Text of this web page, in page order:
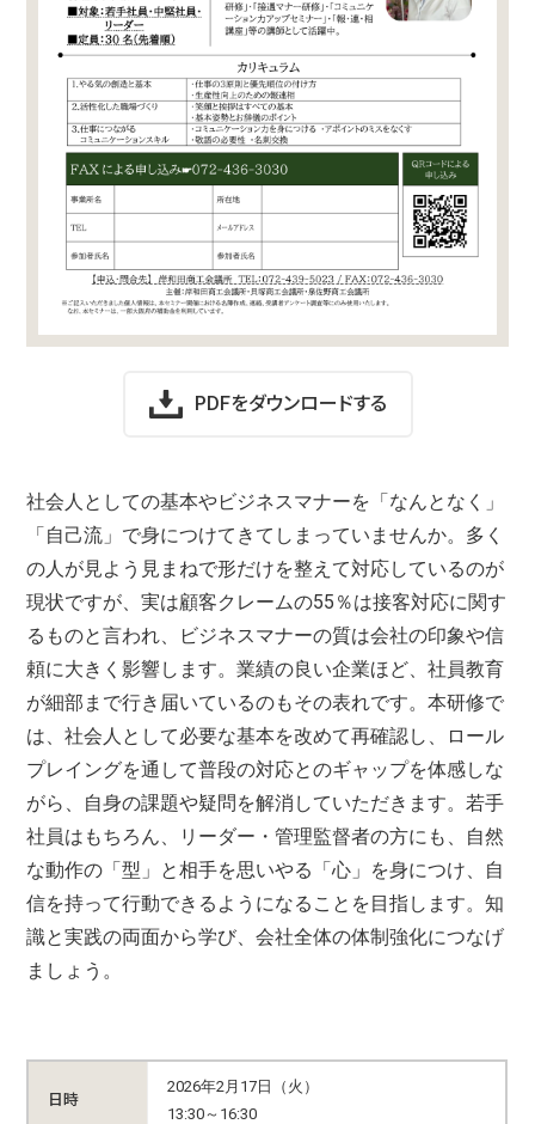
PDFをダウンロードする
社会人としての基本やビジネスマナーを「なんとなく」
「自己流」で身につけてきてしまっていませんか。多く
の人が見よう見まねで形だけを整えて対応しているのが
現状ですが、実は顧客クレームの55％は接客対応に関す
るものと言われ、ビジネスマナーの質は会社の印象や信
頼に大きく影響します。業績の良い企業ほど、社員教育
が細部まで行き届いているのもその表れです。本研修で
は、社会人として必要な基本を改めて再確認し、ロール
プレイングを通して普段の対応とのギャップを体感しな
がら、自身の課題や疑問を解消していただきます。若手
社員はもちろん、リーダー・管理監督者の方にも、自然
な動作の「型」と相手を思いやる「心」を身につけ、自
信を持って行動できるようになることを目指します。知
識と実践の両面から学び、会社全体の体制強化につなげ
ましょう。
日時
2026年2月17日（火）
13:30～16:30